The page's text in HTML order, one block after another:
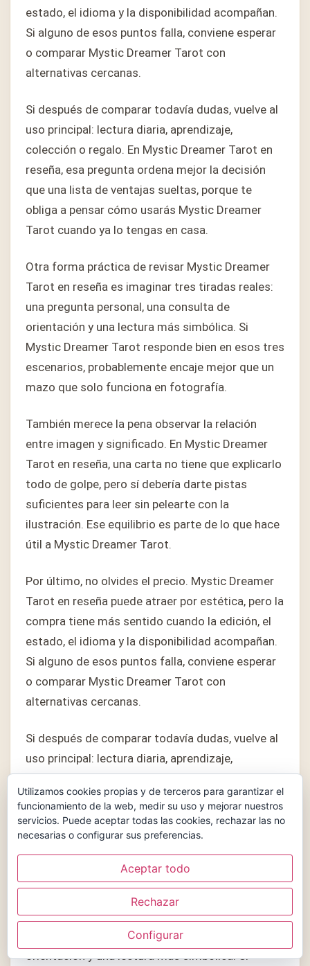
estado, el idioma y la disponibilidad acompañan.
Si alguno de esos puntos falla, conviene esperar
o comparar Mystic Dreamer Tarot con
alternativas cercanas.
Si después de comparar todavía dudas, vuelve al
uso principal: lectura diaria, aprendizaje,
colección o regalo. En Mystic Dreamer Tarot en
reseña, esa pregunta ordena mejor la decisión
que una lista de ventajas sueltas, porque te
obliga a pensar cómo usarás Mystic Dreamer
Tarot cuando ya lo tengas en casa.
Otra forma práctica de revisar Mystic Dreamer
Tarot en reseña es imaginar tres tiradas reales:
una pregunta personal, una consulta de
orientación y una lectura más simbólica. Si
Mystic Dreamer Tarot responde bien en esos tres
escenarios, probablemente encaje mejor que un
mazo que solo funciona en fotografía.
También merece la pena observar la relación
entre imagen y significado. En Mystic Dreamer
Tarot en reseña, una carta no tiene que explicarlo
todo de golpe, pero sí debería darte pistas
suficientes para leer sin pelearte con la
ilustración. Ese equilibrio es parte de lo que hace
útil a Mystic Dreamer Tarot.
Por último, no olvides el precio. Mystic Dreamer
Tarot en reseña puede atraer por estética, pero la
compra tiene más sentido cuando la edición, el
estado, el idioma y la disponibilidad acompañan.
Si alguno de esos puntos falla, conviene esperar
o comparar Mystic Dreamer Tarot con
alternativas cercanas.
Si después de comparar todavía dudas, vuelve al
uso principal: lectura diaria, aprendizaje,
colección o regalo. En Mystic Dreamer Tarot en
reseña, esa pregunta ordena mejor la decisión
que una lista de ventajas sueltas, porque te
obliga a pensar cómo usarás Mystic Dreamer
Tarot cuando ya lo tengas en casa.
Otra forma práctica de revisar Mystic Dreamer
Tarot en reseña es imaginar tres tiradas reales:
una pregunta personal, una consulta de
orientación y una lectura más simbólica. Si
Utilizamos cookies propias y de terceros para garantizar el
funcionamiento de la web, medir su uso y mejorar nuestros
servicios. Puede aceptar todas las cookies, rechazar las no
necesarias o configurar sus preferencias.
Aceptar todo
Rechazar
Configurar